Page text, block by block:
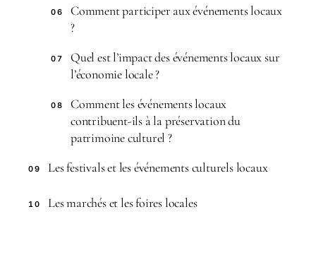
06
Comment participer aux événements locaux
?
07
Quel est l’impact des événements locaux sur
l’économie locale ?
08
Comment les événements locaux
contribuent-ils à la préservation du
patrimoine culturel ?
09 Les festivals et les événements culturels locaux
10 Les marchés et les foires locales